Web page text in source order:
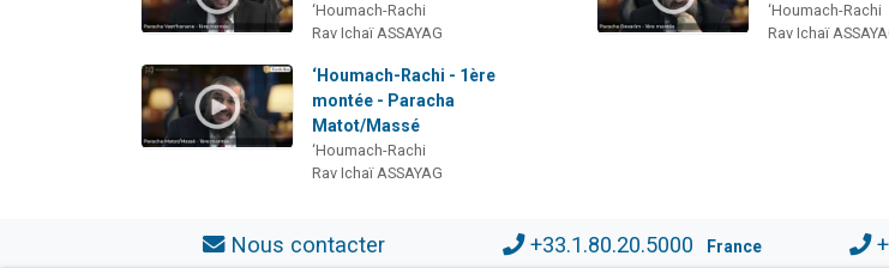
‘Houmach-Rachi
Rav Ichaï ASSAYAG
‘Houmach-Rachi
Rav Ichaï
‘Houmach-Rachi - 1ère
montée - Paracha
Matot/Massé
‘Houmach-Rachi
Rav Ichaï ASSAYAG
Nous contacter +33.1.80.20.5000 France